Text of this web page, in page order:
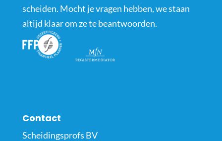
scheiden. Mocht je vragen hebben, we staan
altijd klaar om ze te beantwoorden.
Contact
Scheidingsprofs BV